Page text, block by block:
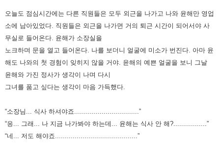
오늘도 점심시간에는 다른 직원들은 모두 외근을 나가고 나와 윤해만 영업
소에 남아있었다. 직원들은 외근을 나가면 거의 퇴근 시간이 되어서야 사
무실로 들어온다. 윤해가 소장실을
노크하며 문을 열고 들어온다. 나를 보더니 얼굴에 미소가 번진다. 아마 윤
해도 나와의 첫 경험이 잊히지 않을 거야. 윤해의 예쁜 얼굴을 보니 그날
윤해와 가진 정사가 생각이 나며 다시
그녀를 품고 싶다는 생각이 마음 가득했다.
“소장님... 식사 하셔야죠.................................”
“응... 그래... 나 지금 나가봐야 하는데... 윤해는 식사 안 해?.................”
“네... 저도 해야죠..........................................”